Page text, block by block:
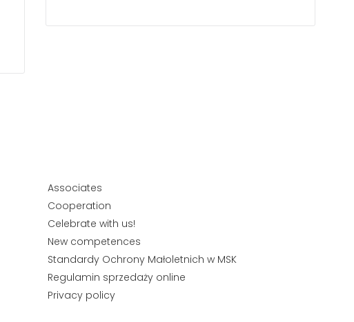
Associates
Cooperation
Celebrate with us!
New competences
Standardy Ochrony Małoletnich w MSK
Regulamin sprzedaży online
Privacy policy